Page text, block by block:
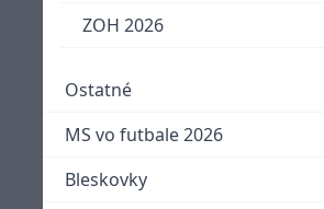
ZOH 2026
Ostatné
MS vo futbale 2026
Bleskovky